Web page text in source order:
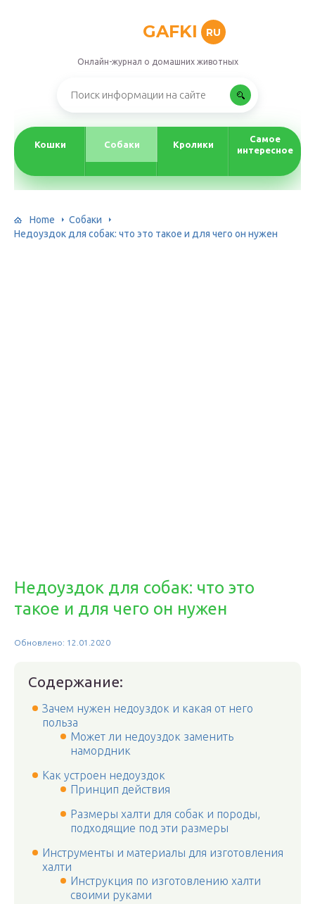
GAFKI RU
Онлайн-журнал о домашних животных
Кошки Собаки Кролики
Самое
интересное
Home
Собаки
Недоуздок для собак: что это такое и для чего он нужен
Недоуздок для собак: что это
такое и для чего он нужен
Обновлено: 12.01.2020
Содержание:
Зачем нужен недоуздок и какая от него
польза
Может ли недоуздок заменить
намордник
Как устроен недоуздок
Принцип действия
Размеры халти для собак и породы,
подходящие под эти размеры
Инструменты и материалы для изготовления
халти
Инструкция по изготовлению халти
своими руками